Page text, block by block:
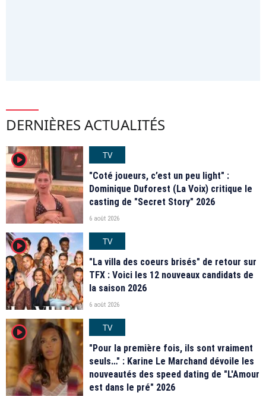
DERNIÈRES ACTUALITÉS
player2
TV
"Coté joueurs, c’est un peu light" :
Dominique Duforest (La Voix) critique le
casting de "Secret Story" 2026
6 août 2026
player2
TV
"La villa des coeurs brisés" de retour sur
TFX : Voici les 12 nouveaux candidats de
la saison 2026
6 août 2026
player2
TV
"Pour la première fois, ils sont vraiment
seuls…" : Karine Le Marchand dévoile les
nouveautés des speed dating de "L'Amour
est dans le pré" 2026